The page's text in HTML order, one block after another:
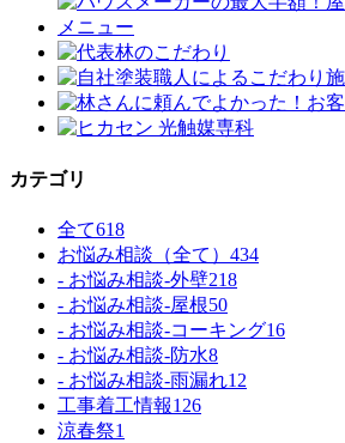
カテゴリ
全て618
お悩み相談（全て） 434
- お悩み相談-外壁218
- お悩み相談-屋根50
- お悩み相談-コーキング16
- お悩み相談-防水8
- お悩み相談-雨漏れ12
工事着工情報126
涼春祭1